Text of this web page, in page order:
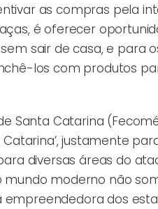
as compras pela
é oferecer
sair de casa, e para
los com produtos
Santa Catarina
justamente
diversas áreas do
moderno não
dos